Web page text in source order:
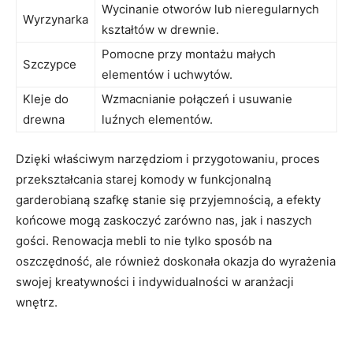
Wyrzynarka
Wycinanie otworów lub nieregularnych
kształtów w drewnie.
Szczypce
Pomocne przy montażu małych
elementów i uchwytów.
Kleje do
drewna
Wzmacnianie połączeń i usuwanie
luźnych elementów.
Dzięki właściwym narzędziom i przygotowaniu, proces
przekształcania starej komody w funkcjonalną
garderobianą szafkę stanie się przyjemnością, a efekty
końcowe mogą zaskoczyć zarówno nas, jak i naszych
gości. Renowacja mebli to nie tylko sposób na
oszczędność, ale również doskonała okazja do wyrażenia
swojej kreatywności i indywidualności w aranżacji
wnętrz.